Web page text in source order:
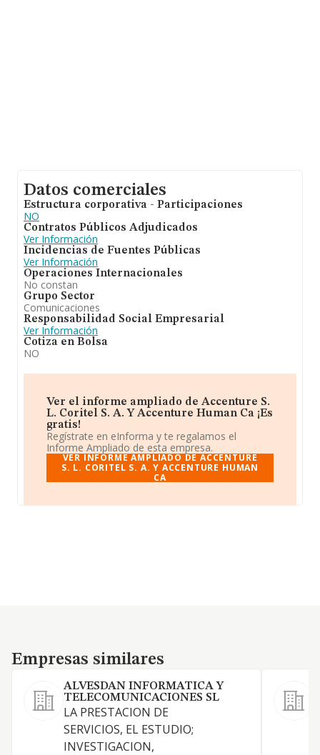
Datos comerciales
Estructura corporativa - Participaciones
NO
Contratos Públicos Adjudicados
Ver Información
Incidencias de Fuentes Públicas
Ver Información
Operaciones Internacionales
No constan
Grupo Sector
Comunicaciones
Responsabilidad Social Empresarial
Ver Información
Cotiza en Bolsa
NO
Ver el informe ampliado de Accenture S.
L. Coritel S. A. Y Accenture Human Ca ¡Es
gratis!
Regístrate en eInforma y te regalamos el
Informe Ampliado de esta empresa.
VER INFORME AMPLIADO DE ACCENTURE
S. L. CORITEL S. A. Y ACCENTURE HUMAN
CA
Empresas similares
Empresas similares
ALVESDAN INFORMATICA Y
TELECOMUNICACIONES SL
LA PRESTACION DE
SERVICIOS, EL ESTUDIO;
INVESTIGACION,